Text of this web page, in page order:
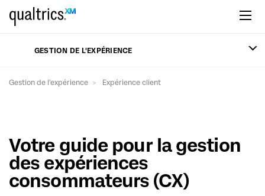
Passer au contenu principal
GESTION DE L'EXPÉRIENCE
Gestion de l'expérience Expérience client
Votre guide pour la gestion
des expériences
consommateurs (CX)